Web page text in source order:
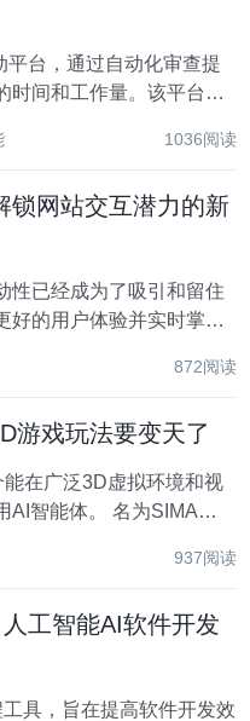
台，通过自动化审查提
时间和工作量。该平台提
1036阅读
锁网站交互潜力的新
性已经成为了吸引和留住
好的用户体验并实时掌握
留言本功能是远远不够
872阅读
游戏玩法要变天了
在广泛3D虚拟环境和视
AI智能体。 名为SIMA，
3）中当司机开开
937阅读
工智能AI软件开发
具，旨在提高软件开发效